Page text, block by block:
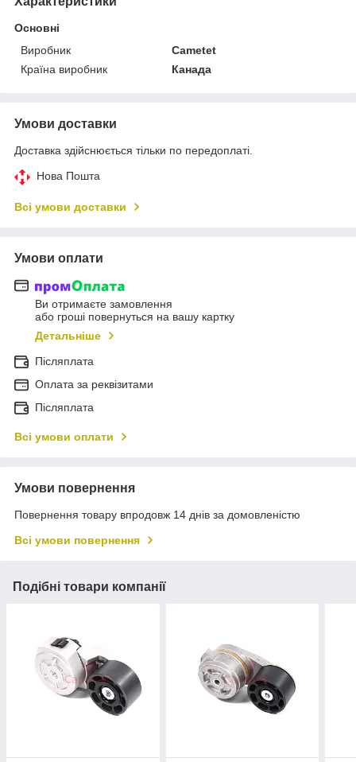
Основні
Виробник
Cametet
Країна виробник
Канада
Умови доставки
Доставка здійснюється тільки по передоплаті.
Нова Пошта
Всі умови доставки
Умови оплати
Ви отримаєте замовлення
або гроші повернуться на вашу картку
Детальніше
Післяплата
Оплата за реквізитами
Післяплата
Всі умови оплати
Умови повернення
Повернення товару впродовж 14 днів за домовленістю
Всі умови повернення
Подібні товари компанії